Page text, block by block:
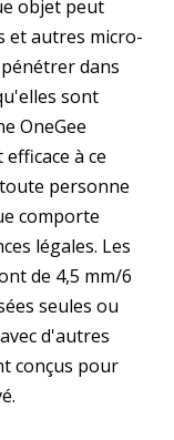
objet peut
et autres micro-
dans
sont
OneGee
à ce
personne
comporte
légales. Les
de 4,5 mm/6
seules ou
d'autres
conçus pour